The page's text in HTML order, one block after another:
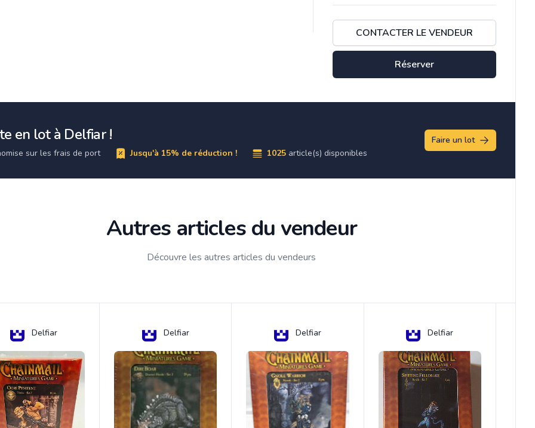
CONTACTER LE VENDEUR
Réserver
en lot à Delfiar !
sur les frais de port Jusqu'à 15% de réduction ! 1025 article(s) disponibles
Faire un lot
Autres articles du vendeur
Découvre les autres articles du vendeurs
Delfiar Delfiar Delfiar Delfiar